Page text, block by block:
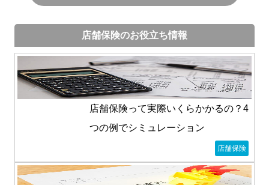
店舗保険のお役立ち情報
店舗保険って実際いくらかかるの？4
つの例でシミュレーション
店舗保険